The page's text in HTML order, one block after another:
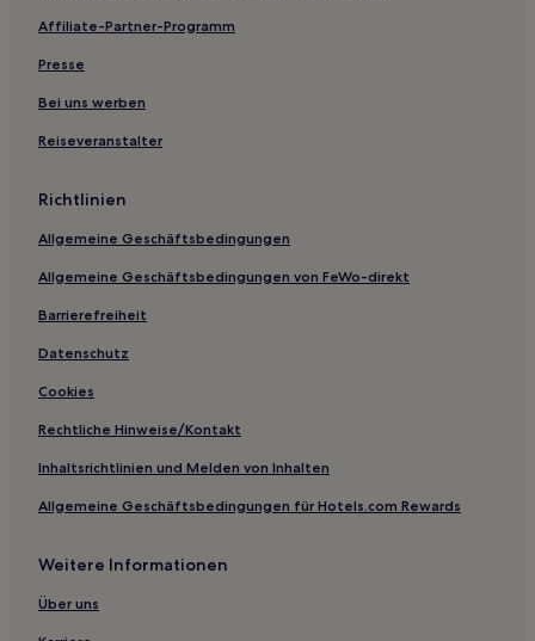
Affiliate-Partner-Programm
Presse
Bei uns werben
Reiseveranstalter
Richtlinien
Allgemeine Geschäftsbedingungen
Allgemeine Geschäftsbedingungen von FeWo-direkt
Barrierefreiheit
Datenschutz
Cookies
Rechtliche Hinweise/Kontakt
Inhaltsrichtlinien und Melden von Inhalten
Allgemeine Geschäftsbedingungen für Hotels.com Rewards
Weitere Informationen
Über uns